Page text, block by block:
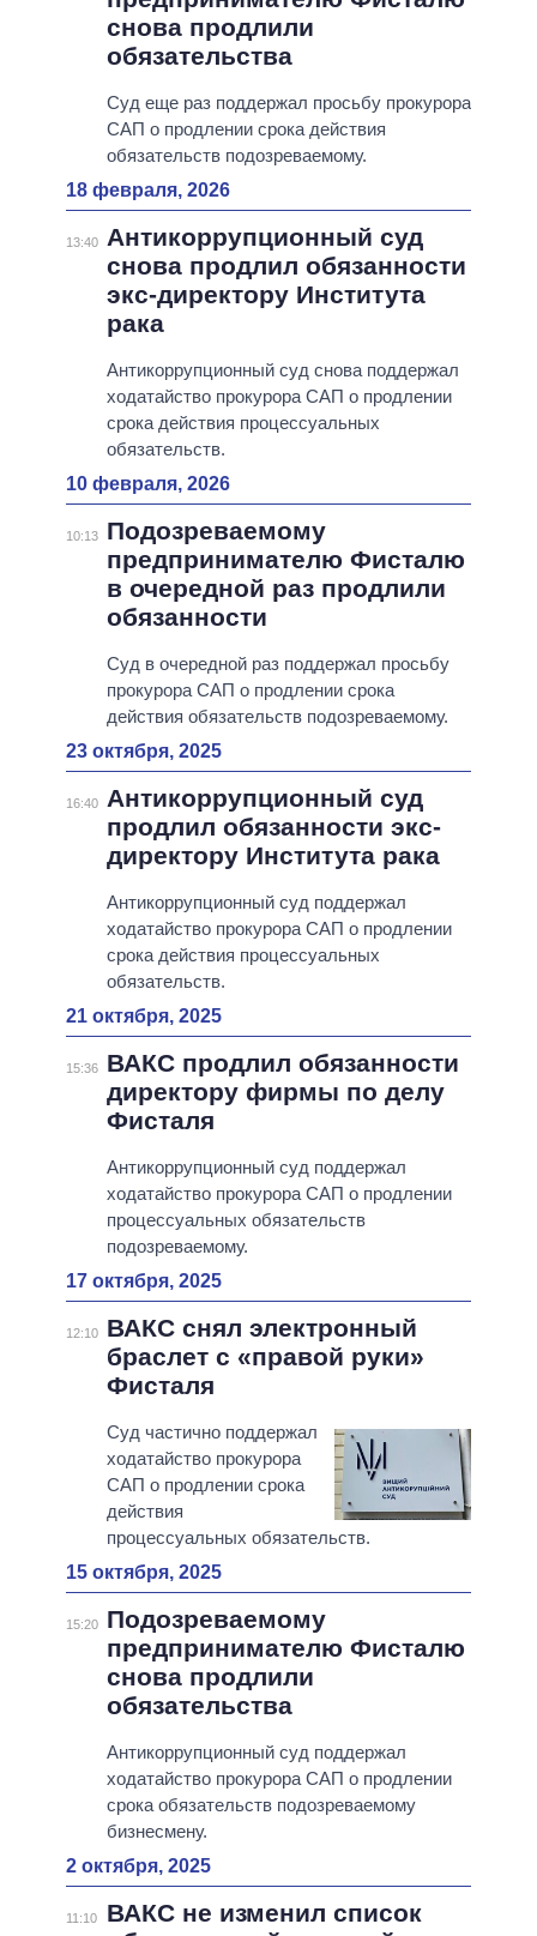
снова продлили
обязательства
Суд еще раз поддержал просьбу прокурора
САП о продлении срока действия
обязательств подозреваемому.
18 февраля, 2026
13:40
Антикоррупционный суд
снова продлил обязанности
экс-директору Института
рака
Антикоррупционный суд снова поддержал
ходатайство прокурора САП о продлении
срока действия процессуальных
обязательств.
10 февраля, 2026
10:13
Подозреваемому
предпринимателю Фисталю
в очередной раз продлили
обязанности
Суд в очередной раз поддержал просьбу
прокурора САП о продлении срока
действия обязательств подозреваемому.
23 октября, 2025
16:40
Антикоррупционный суд
продлил обязанности экс-
директору Института рака
Антикоррупционный суд поддержал
ходатайство прокурора САП о продлении
срока действия процессуальных
обязательств.
21 октября, 2025
15:36
ВАКС продлил обязанности
директору фирмы по делу
Фисталя
Антикоррупционный суд поддержал
ходатайство прокурора САП о продлении
процессуальных обязательств
подозреваемому.
17 октября, 2025
12:10
ВАКС снял электронный
браслет с «правой руки»
Фисталя
Суд частично поддержал
ходатайство прокурора
САП о продлении срока
действия
процессуальных обязательств.
15 октября, 2025
15:20
Подозреваемому
предпринимателю Фисталю
снова продлили
обязательства
Антикоррупционный суд поддержал
ходатайство прокурора САП о продлении
срока обязательств подозреваемому
бизнесмену.
2 октября, 2025
11:10
ВАКС не изменил список